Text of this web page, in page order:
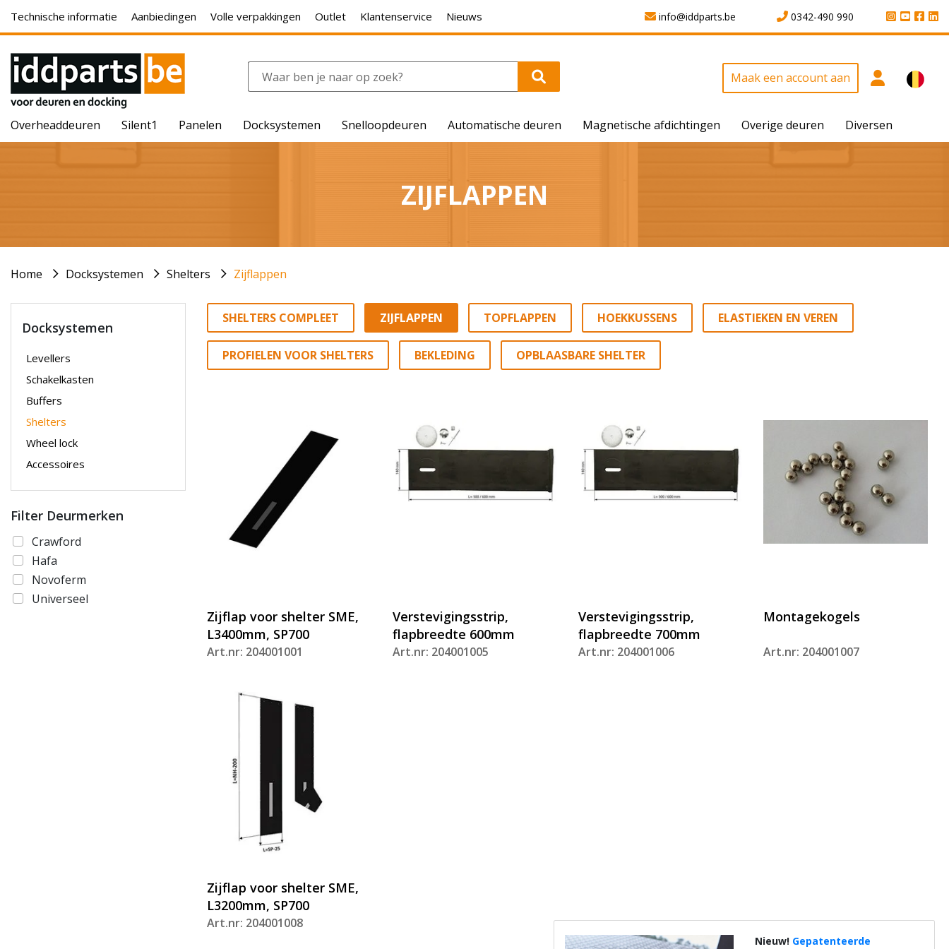
info@iddparts.be 0342-490 990
Technische informatie Aanbiedingen Volle verpakkingen Outlet Klantenservice Nieuws
Maak een account aan
Overheaddeuren Silent1 Panelen Docksystemen Snelloopdeuren Automatische deuren Magnetische afdichtingen Overige deuren Diversen
ZIJFLAPPEN
Home Docksystemen Shelters Zijflappen
Docksystemen
Levellers
Schakelkasten
Buffers
Shelters
Wheel lock
Accessoires
Filter Deurmerken
Crawford
Hafa
Novoferm
Universeel
SHELTERS COMPLEET ZIJFLAPPEN TOPFLAPPEN HOEKKUSSENS ELASTIEKEN EN VEREN
PROFIELEN VOOR SHELTERS BEKLEDING OPBLAASBARE SHELTER
Zijflap voor shelter SME,
L3400mm, SP700
Art.nr: 204001001
Verstevigingsstrip,
flapbreedte 600mm
Art.nr: 204001005
Verstevigingsstrip,
flapbreedte 700mm
Art.nr: 204001006
Montagekogels
Art.nr: 204001007
Zijflap voor shelter SME,
L3200mm, SP700
Art.nr: 204001008
Nieuw! Gepatenteerde